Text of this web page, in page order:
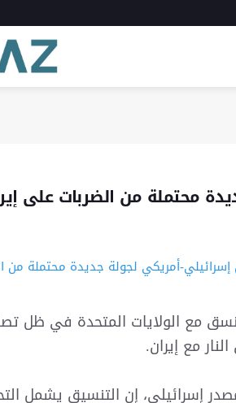
محتملة من الضربات على
مع الولايات المتحدة في ظل
مع إيران.
إسرائيلي، إن التنسيق يشمل